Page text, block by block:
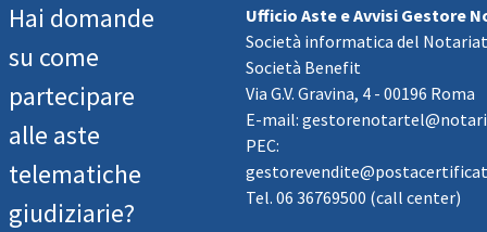
Hai domande
su come
partecipare
alle aste
telematiche
giudiziarie?
Ufficio Aste e Avvisi Gestore
Società informatica del
Società Benefit
Via G.V. Gravina, 4 - 00196 Roma
E-mail:
PEC:
Tel. 06 36769500 (call center)